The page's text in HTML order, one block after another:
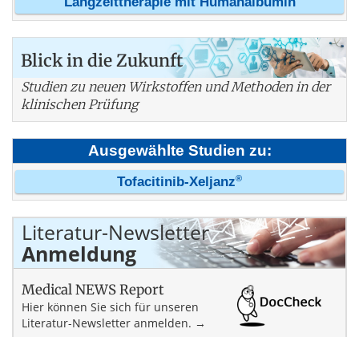
Blick in die Zukunft
Studien zu neuen Wirkstoffen und Methoden in der
klinischen Prüfung
Ausgewählte Studien zu:
Tofacitinib-Xeljanz®
Literatur-Newsletter
Anmeldung
Medical NEWS Report
Hier können Sie sich für unseren
Literatur-Newsletter anmelden. →